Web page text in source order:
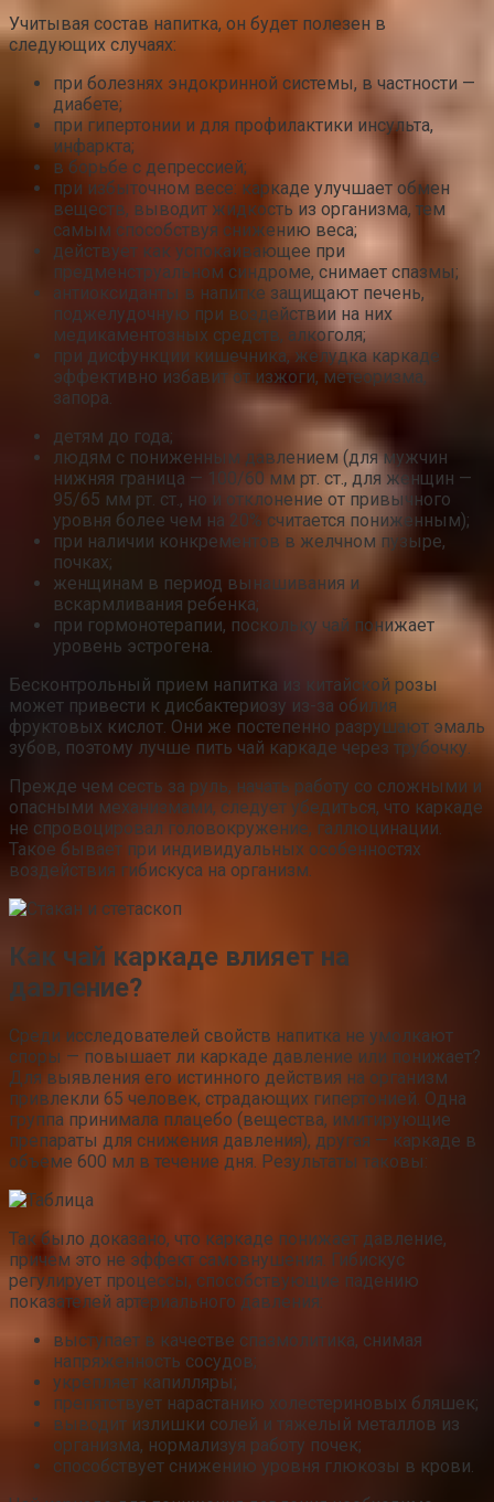
Учитывая состав напитка, он будет полезен в
следующих случаях:
при болезнях эндокринной системы, в частности —
диабете;
при гипертонии и для профилактики инсульта,
инфаркта;
в борьбе с депрессией;
при избыточном весе: каркаде улучшает обмен
веществ, выводит жидкость из организма, тем
самым способствуя снижению веса;
действует как успокаивающее при
предменструальном синдроме, снимает спазмы;
антиоксиданты в напитке защищают печень,
поджелудочную при воздействии на них
медикаментозных средств, алкоголя;
при дисфункции кишечника, желудка каркаде
эффективно избавит от изжоги, метеоризма,
запора.
детям до года;
людям с пониженным давлением (для мужчин
нижняя граница — 100/60 мм рт. ст., для женщин —
95/65 мм рт. ст., но и отклонение от привычного
уровня более чем на 20% считается пониженным);
при наличии конкрементов в желчном пузыре,
почках;
женщинам в период вынашивания и
вскармливания ребенка;
при гормонотерапии, поскольку чай понижает
уровень эстрогена.
Бесконтрольный прием напитка из китайской розы
может привести к дисбактериозу из-за обилия
фруктовых кислот. Они же постепенно разрушают эмаль
зубов, поэтому лучше пить чай каркаде через трубочку.
Прежде чем сесть за руль, начать работу со сложными и
опасными механизмами, следует убедиться, что каркаде
не спровоцировал головокружение, галлюцинации.
Такое бывает при индивидуальных особенностях
воздействия гибискуса на организм.
Как чай каркаде влияет на
давление?
Среди исследователей свойств напитка не умолкают
споры — повышает ли каркаде давление или понижает?
Для выявления его истинного действия на организм
привлекли 65 человек, страдающих гипертонией. Одна
группа принимала плацебо (вещества, имитирующие
препараты для снижения давления), другая — каркаде в
объеме 600 мл в течение дня. Результаты таковы:
Так было доказано, что каркаде понижает давление,
причем это не эффект самовнушения. Гибискус
регулирует процессы, способствующие падению
показателей артериального давления:
выступает в качестве спазмолитика, снимая
напряженность сосудов;
укрепляет капилляры;
препятствует нарастанию холестериновых бляшек;
выводит излишки солей и тяжелый металлов из
организма, нормализуя работу почек;
способствует снижению уровня глюкозы в крови.